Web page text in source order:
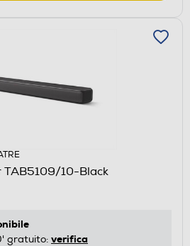
TAB5109/10-Black
gratuito: verifica